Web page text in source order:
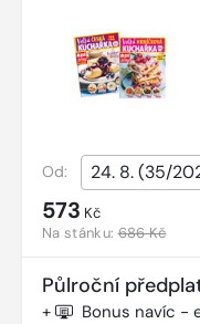
Od:
573 Kč
Na stánku:686 Kč
Půlroční
+ Bonus navíc -